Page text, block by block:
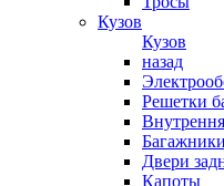
Кузов
Кузов
назад
Решетки
Багажники
Двери
Капоты